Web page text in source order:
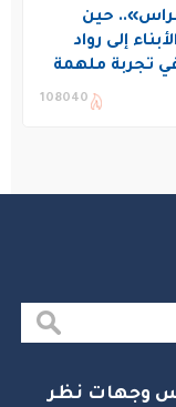
حين
إلى رواد
تجربة ملهمة
غراس الصيفي108040
وجهات نظر